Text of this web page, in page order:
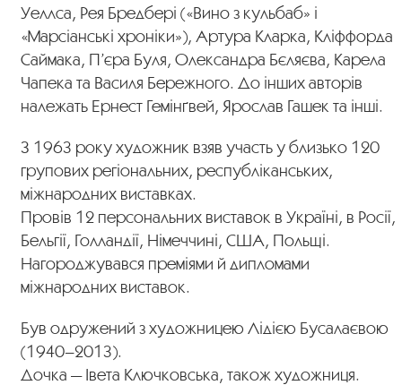
Уеллса, Рея Бредбері («Вино з кульбаб» і
«Марсіанські хроніки»), Артура Кларка, Кліффорда
Саймака, П’єра Буля, Олександра Бєляєва, Карела
Чапека та Василя Бережного. До інших авторів
належать Ернест Гемінґвей, Ярослав Гашек та інші.
З 1963 року художник взяв участь у близько 120
групових регіональних, республіканських,
міжнародних виставках.
Провів 12 персональних виставок в Україні, в Росії,
Бельгії, Голландії, Німеччині, США, Польщі.
Нагороджувався преміями й дипломами
міжнародних виставок.
Був одружений з художницею Лідією Бусалаєвою
(1940–2013).
Дочка — Івета Ключковська, також художниця.